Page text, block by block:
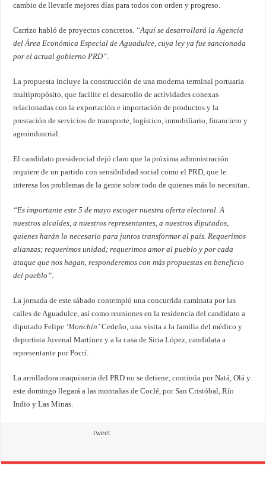
cambio de llevarle mejores días para todos con orden y progreso.
Carrizo habló de proyectos concretos. “Aquí se desarrollará la Agencia
del Área Económica Especial de Aguadulce, cuya ley ya fue sancionada
por el actual gobierno PRD”.
La propuesta incluye la construcción de una moderna terminal portuaria
multipropósito, que facilite el desarrollo de actividades conexas
relacionadas con la exportación e importación de productos y la
prestación de servicios de transporte, logístico, inmobiliario, financiero y
agroindustrial.
El candidato presidencial dejó claro que la próxima administración
requiere de un partido con sensibilidad social como el PRD, que le
interesa los problemas de la gente sobre todo de quienes más lo necesitan.
“Es importante este 5 de mayo escoger nuestra oferta electoral. A
nuestros alcaldes, a nuestros representantes, a nuestros diputados,
quienes harán lo necesario para juntos transformar al país. Requerimos
alianzas; requerimos unidad; requerimos amor al pueblo y por cada
ataque que nos hagan, responderemos con más propuestas en beneficio
del pueblo”.
La jornada de este sábado contempló una concurrida caminata por las
calles de Aguadulce, así como reuniones en la residencia del candidato a
diputado Felipe ‘Monchín’ Cedeño, una visita a la familia del médico y
deportista Juvenal Martínez y a la casa de Siria López, candidata a
representante por Pocrí.
La arrolladora maquinaria del PRD no se detiene, continúa por Natá, Olá y
este domingo llegará a las montañas de Coclé, por San Cristóbal, Río
Indio y Las Minas.
tweet